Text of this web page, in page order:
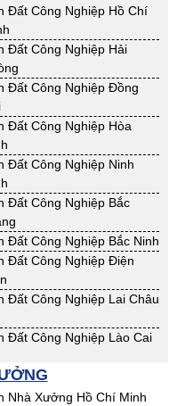
Thuê Nhà Xưởng Phú Thọ
Thuê Nhà Xưởng Thái
Thuê Nhà Xưởng Tuyên
Thuê Nhà Xưởng Thừa T.
Thuê Nhà Xưởng Lâm
Thuê Nhà Xưởng Bình
Thuê Nhà Xưởng ĐắkLắk
Thuê Nhà Xưởng Hà Tĩnh
Thuê Nhà Xưởng Nghệ An
Thuê Nhà Xưởng Phú Yên
Thuê Nhà Xưởng Quảng
Đất Công Nghiệp Hồ Chí
Đất Công Nghiệp Hải
Đất Công Nghiệp Đồng
Đất Công Nghiệp Hòa
Đất Công Nghiệp Ninh
Đất Công Nghiệp Bắc
Đất Công Nghiệp Bắc Ninh
Đất Công Nghiệp Điện
Đất Công Nghiệp Lai Châu
Đất Công Nghiệp Lào Cai
Đất Công Nghiệp Phú Thọ
Nhà Xưởng Hồ Chí Minh